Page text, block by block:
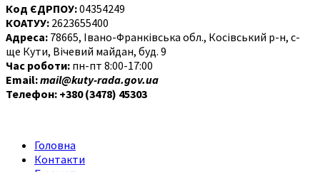
Код ЄДРПОУ:04354249
КОАТУУ: 2623655400
Адреса: 78665, Івано-Франківська обл., Косівський р-н, с-
ще Кути, Вічевий майдан, буд. 9
Час роботи: пн-пт 8:00-17:00
Email:mail@kuty-rada.gov.ua
Телефон: +380 (3478) 45303
Головна
Контакти